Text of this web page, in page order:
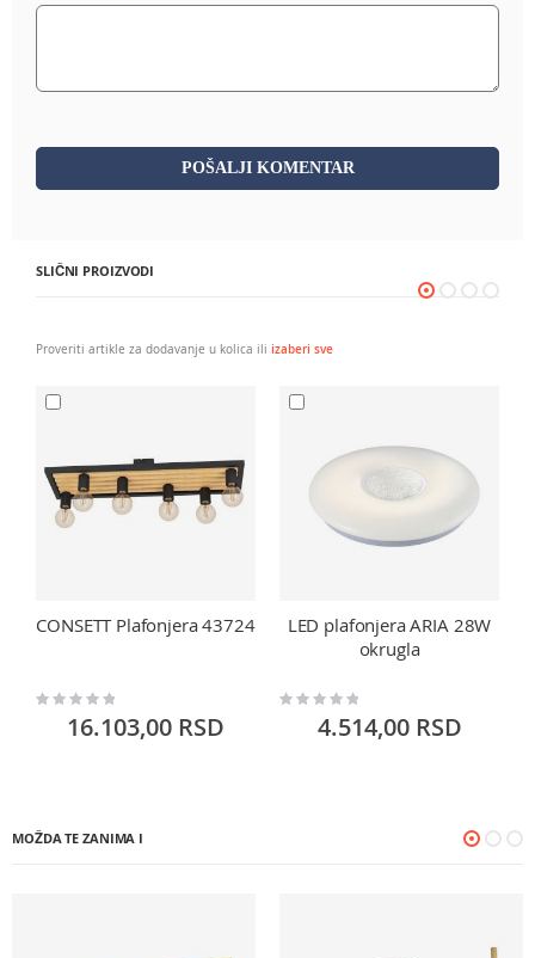
POŠALJI KOMENTAR
SLIČNI PROIZVODI
Proveriti artikle za dodavanje u kolica ili izaberi sve
CONSETT Plafonjera 43724
Rating:
16.103,00 RSD
LED plafonjera ARIA 28W
okrugla
Rating:
4.514,00 RSD
MOŽDA TE ZANIMA I